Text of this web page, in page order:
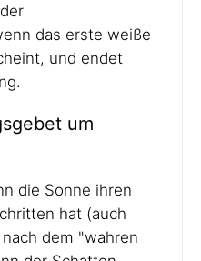
das erste weiße
und endet
um
die Sonne ihren
hat (auch
dem "wahren